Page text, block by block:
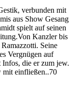
verbunden mit
aus Show Gesang
spielt auf seinen
Kanzler bis
Seine
Vergnügen auf
die er zum jew.
mit einfließen..70